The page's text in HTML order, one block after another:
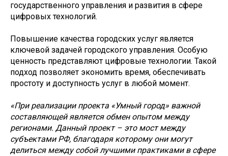
государственного управления и развития в сфере
цифровых технологий.
Повышение качества городских услуг является
ключевой задачей городского управления. Особую
ценность представляют цифровые технологии. Такой
подход позволяет экономить время, обеспечивать
простоту и доступность услуг в любой момент.
«При реализации проекта «Умный город» важной
составляющей является обмен опытом между
регионами. Данный проект – это мост между
субъектами РФ, благодаря которому они могут
делиться между собой лучшими практиками в сфере